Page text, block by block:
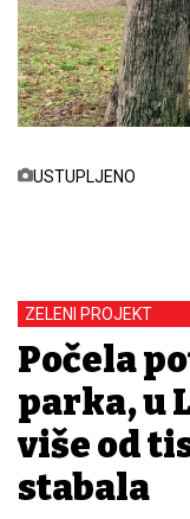
USTUPLJENO
ZELENI PROJEKT
Počela
parka, u
više od
stabala